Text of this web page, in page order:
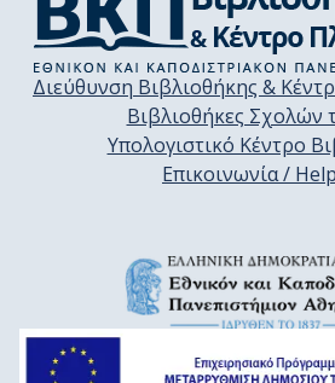
Διεύθυνση Βιβλιοθήκης &
Βιβλιοθήκες Σχολών
Υπολογιστικό Κέντρο
Επικοινωνία /